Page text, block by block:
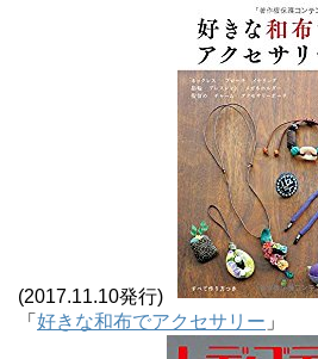
(2017.11.10発行)
「 好きな和布でアクセサリー 」